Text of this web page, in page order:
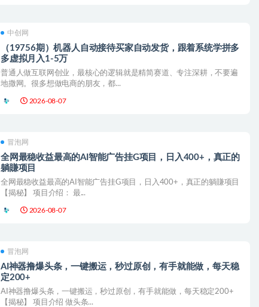
中创网
（19756期）机器人自动接待买家自动发货，跟着系统学拼多
多虚拟月入1-5万
普通人做互联网创业，最核心的逻辑就是精简赛道、专注深耕，不要遍
地撒网。很多想做电商的朋友，都...
2026-08-07
冒泡网
全网最稳收益最高的AI智能广告挂G项目，日入400+，真正的
躺賺项目
全网最稳收益最高的AI智能广告挂G项目，日入400+，真正的躺賺项目
【揭秘】 项目介绍： 最...
2026-08-07
冒泡网
AI神器撸爆头条，一键搬运，秒过原创，有手就能做，每天稳
定200+
AI神器撸爆头条，一键搬运，秒过原创，有手就能做，每天稳定200+
【揭秘】 项目介绍 做头条...